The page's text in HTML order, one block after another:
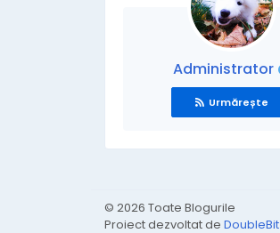
Administrator
Urmărește
© 2026 Toate Blogurile
Proiect dezvoltat de DoubleBit